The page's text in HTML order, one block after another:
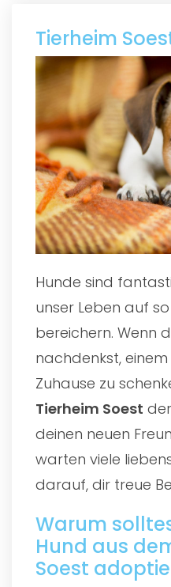
Tierheim
Hunde sind
unser Leben auf
bereichern. Wenn
nachdenkst,
Zuhause zu
Tierheim Soest
deinen neuen
warten viele
darauf, dir treue
Warum
Hund aus
Soest